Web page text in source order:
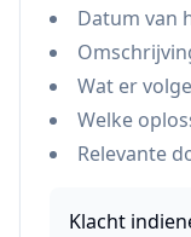
Datum van
Wat er
Welke
Relevante
Klacht